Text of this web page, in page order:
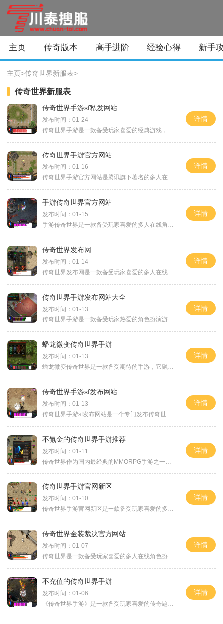
主页 传奇版本 高手进阶 经验心得 新手
主页>传奇世界新服表>
传奇世界新服表
传奇世界手游sf私发网站
发布时间：01-24
传奇世界手游是一款备受玩家喜爱的经典游戏，而传奇世界手游sf私发网站则为玩家们提供了全新的体验。在这个网站上，玩家们可以享受到与传奇世界原版游戏相似的玩法，并获得更多
详情
传奇世界手游官方网站
发布时间：01-16
传奇世界手游官方网站是腾讯旗下著名的多人在线角色扮演游戏《传奇世界》的手游版，于2020年正式上线。作为一款全新的手游，传奇世界手游秉承了传奇系列一贯的经典玩法和独特魅
详情
手游传奇世界官方网站
发布时间：01-15
手游传奇世界是一款备受玩家喜爱的多人在线角色扮演游戏。无论是视觉效果、剧情设定还是游戏玩法，都给玩家们带来了前所未有的游戏体验。而手游传奇世界的官方网站则是玩家们
详情
传奇世界发布网
发布时间：01-14
传奇世界发布网是一款备受玩家喜爱的多人在线角色扮演游戏。该游戏以独特的游戏风格和丰富的玩法，让玩家沉浸在一个神秘而美丽的仙侠世界中。下面我们将重点介绍传奇世界发布
详情
传奇世界手游发布网站大全
发布时间：01-13
传奇世界手游是一款备受玩家热爱的角色扮演游戏，而在游戏发布的也伴随着许多相关的网站应运而生。下面将为大家介绍一些传奇世界手游发布网站大全，希望对广大玩家有所帮助。
详情
蟠龙微变传奇世界手游
发布时间：01-13
蟠龙微变传奇世界是一款备受期待的手游，它融合了传奇游戏的经典玩法和独创的微变系统，为玩家带来了全新的游戏体验。本文将为大家详细介绍蟠龙微变传奇世界手游的具体玩法。
详情
传奇世界手游sf发布网站
发布时间：01-13
传奇世界手游sf发布网站是一个专门发布传奇世界私服游戏信息的网站。传奇世界私服游戏是一款热门的多人在线角色扮演游戏，玩家可以扮演各种不同职业的角色，探索广阔的游戏世界
详情
不氪金的传奇世界手游推荐
发布时间：01-11
传奇世界作为国内最经典的MMORPG手游之一，横扫了无数玩家的心。很多玩家常常遇到一个难题，就是氪金。为了玩得更好、更轻松，许多玩家不得不花费大量金钱进行充值。但是，今天
详情
传奇世界手游官网新区
发布时间：01-10
传奇世界手游官网新区是一款备受玩家喜爱的多人在线角色扮演游戏。它延续了传奇世界经典的游戏特点，加入了手机游戏的便捷性和流畅性，为玩家提供了一个全新的游戏体验。在传
详情
传奇世界金装裁决官方网站
发布时间：01-07
传奇世界是一款备受玩家喜爱的多人在线角色扮演游戏。作为该游戏的重要组成部分之一，金装裁决具备着强大的战斗力和超高的珍稀度，是每一位玩家所追求的最高品质装备。为了更
详情
不充值的传奇世界手游
发布时间：01-06
《传奇世界手游》是一款备受玩家喜爱的传奇题材手游，其精彩的剧情、丰富的游戏玩法以及公平的竞技环境都深受玩家们的赞誉。在这个游戏中，你可以成为一个勇敢的冒险者，体验
详情